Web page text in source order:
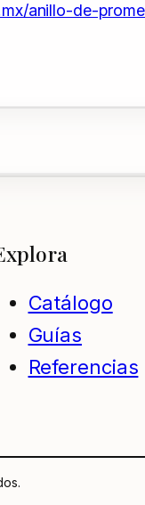
anillo-de-
Catálogo
Guías
Referencias